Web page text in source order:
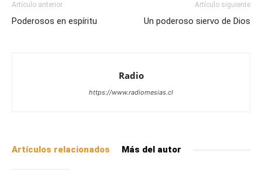
Artículo anterior
Poderosos en espíritu
Artículo siguiente
Un poderoso siervo de Dios
Radio
https://www.radiomesias.cl
Artículos relacionados Más del autor